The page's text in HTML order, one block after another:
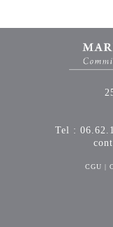
Tel :
CGU |